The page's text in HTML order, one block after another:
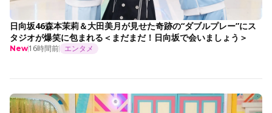
日向坂46森本茉莉＆大田美月が見せた奇跡の“ダブルプレー”にス
タジオが爆笑に包まれる＜まだまだ！日向坂で会いましょう＞
New16時間前 エンタメ